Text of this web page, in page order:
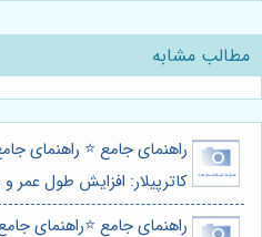
مطالب مشابه
راهنمای جامع ⭐️ راهنمای
کاترپیلار: افزایش طول عمر
راهنمای جامع ⭐️راهنمای